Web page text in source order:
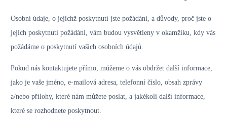
Osobní údaje, o jejichž poskytnutí jste požádáni, a důvody, proč jste o
jejich poskytnutí požádáni, vám budou vysvětleny v okamžiku, kdy vás
požádáme o poskytnutí vašich osobních údajů.
Pokud nás kontaktujete přímo, můžeme o vás obdržet další informace,
jako je vaše jméno, e-mailová adresa, telefonní číslo, obsah zprávy
a/nebo přílohy, které nám můžete poslat, a jakékoli další informace,
které se rozhodnete poskytnout.